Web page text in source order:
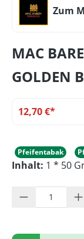
Zum
MAC
GOLDEN
12,70 €*
Pfeifentabak
Inhalt: 1 * 50
Produkt